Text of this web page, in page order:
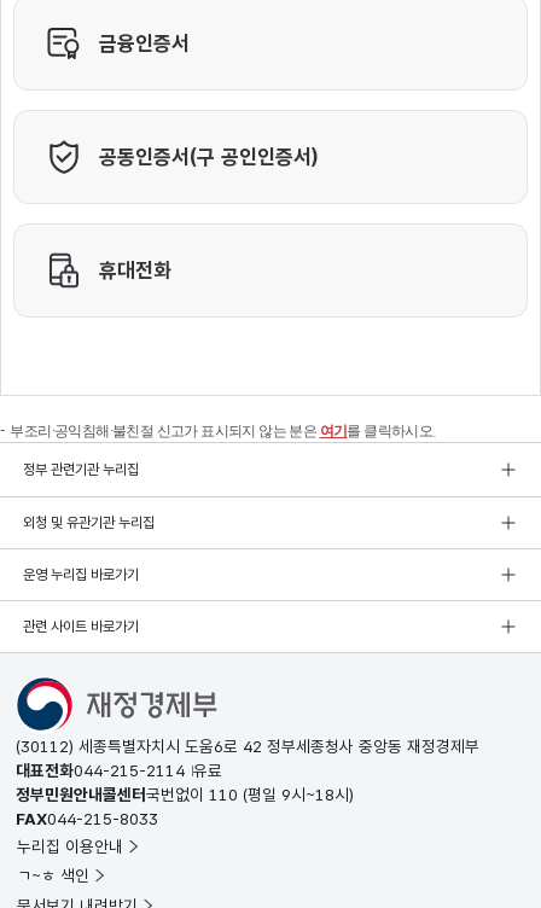
부조리·공익침해·불친절 신고가 표시되지 않는 분은 여기 를 클릭하시오.
정부 관련기관 누리집
외청 및 유관기관 누리집
운영 누리집 바로가기
관련 사이트 바로가기
(30112) 세종특별자치시 도움6로 42 정부세종청사 중앙동 재정경제부
대표전화044-215-2114 유료
정부민원안내콜센터국번없이 110 (평일 9시~18시)
FAX044-215-8033
누리집 이용안내
ㄱ~ㅎ 색인